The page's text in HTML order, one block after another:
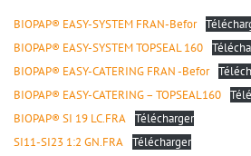
BIOPAP® EASY-SYSTEM FRAN-Befor
BIOPAP® EASY-SYSTEM TOPSEAL 160
BIOPAP® EASY-CATERING FRAN -Befor
BIOPAP® EASY-CATERING – TOPSEAL160
BIOPAP® SI 19 LC.FRA Télécharger
SI11-SI23 1:2 GN.FRA Télécharger